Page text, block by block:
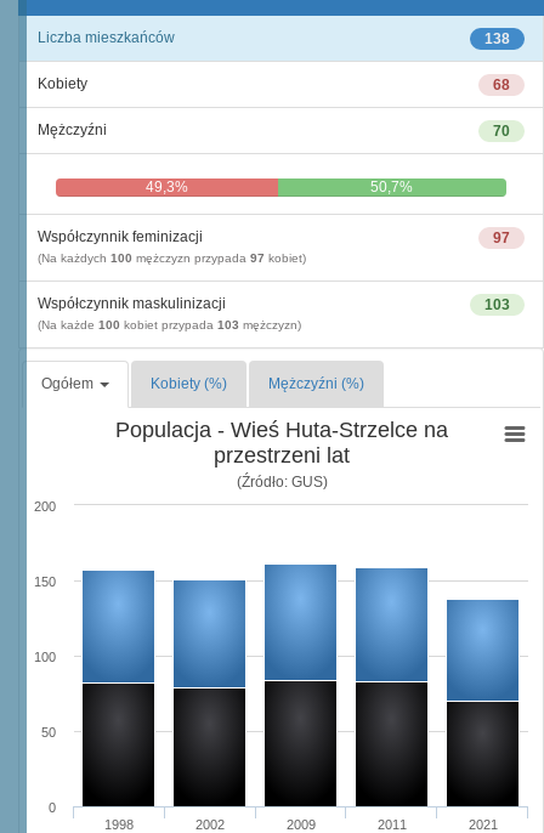
138
Liczba mieszkańców
68
Kobiety
70
Mężczyźni
49,3% 50,7%
97
Współczynnik feminizacji
(Na każdych 100 mężczyzn przypada 97 kobiet)
103
Współczynnik maskulinizacji
(Na każde 100 kobiet przypada 103 mężczyzn)
Ogółem Kobiety (%) Mężczyźni (%)
Populacja - Wieś Huta-Strzelce na
przestrzeni lat
(Źródło: GUS)
1998 2002 2009 2011 2021
0
50
100
150
200